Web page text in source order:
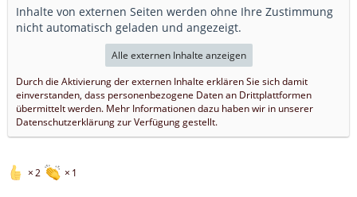
Inhalte von externen Seiten werden ohne Ihre Zustimmung
nicht automatisch geladen und angezeigt.
Alle externen Inhalte anzeigen
Durch die Aktivierung der externen Inhalte erklären Sie sich damit
einverstanden, dass personenbezogene Daten an Drittplattformen
übermittelt werden. Mehr Informationen dazu haben wir in unserer
Datenschutzerklärung zur Verfügung gestellt.
2 1